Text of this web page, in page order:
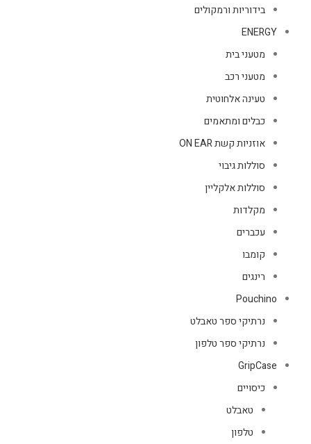
בידוריות ורמקולים
ENERGY
מטעני בית
מטעני רכב
טעינה אלחוטית
כבלים ומתאמים
אוזניות קשת ON EAR
סוללות גיבוי
סוללות אלקליין
מקלדות
עכברים
קומבו
רינגים
Pouchino
נרתיקי ספר טאבלט
נרתיקי ספר טלפון
GripCase
כיסויים
טאבלט
טלפון